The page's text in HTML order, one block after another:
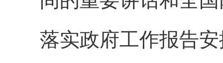
落实政府工作报告